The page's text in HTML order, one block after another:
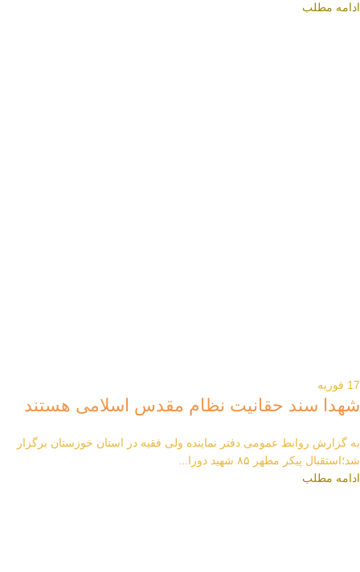
ادامه مطلب
17 فوریه
شهدا سند حقانیت نظام مقدس اسلامی هستند
به گزارش روابط عمومی دفتر نماینده ولی فقیه در استان خوزستان برگزار
شد؛استقبال پیکر مطهر ۸۵ شهید دورا...
ادامه مطلب